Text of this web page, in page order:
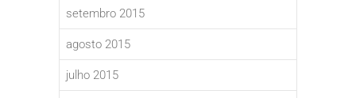
setembro 2015
agosto 2015
julho 2015